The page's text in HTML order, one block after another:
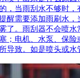
，当雨刮水不够时，
醒需要添加雨刷水，
了。雨刮器不会喷水
；电机、水泵、保险
导致。如是喷头或水